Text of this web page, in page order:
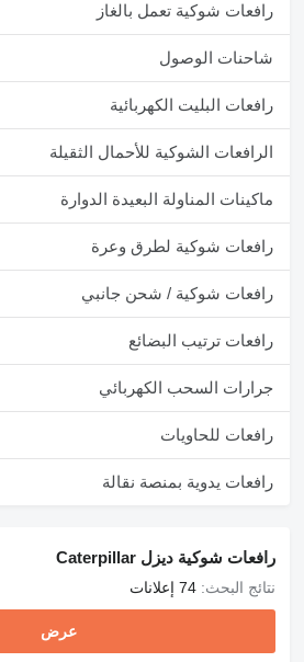
رافعات شوكية تعمل بالغاز
شاحنات الوصول
رافعات البليت الكهربائية
الرافعات الشوكية للأحمال الثقيلة
ماكينات المناولة البعيدة الدوارة
رافعات شوكية لطرق وعرة
رافعات شوكية / شحن جانبي
رافعات ترتيب البضائع
جرارات السحب الكهربائي
رافعات للحاويات
رافعات يدوية بمنصة نقالة
رافعات شوكية ديزل Caterpillar
نتائج البحث: 74 إعلانات
عرض